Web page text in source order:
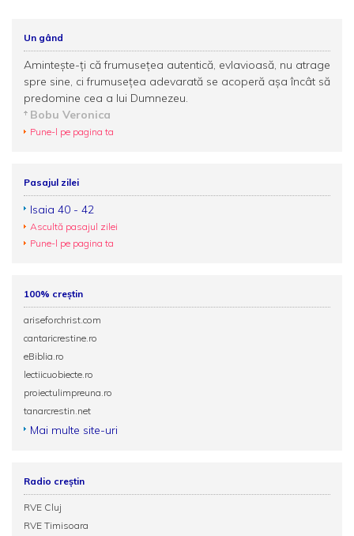
Un gând
Amintește-ți că frumusețea autentică, evlavioasă, nu atrage
spre sine, ci frumusețea adevarată se acoperă așa încât să
predomine cea a lui Dumnezeu.
Bobu Veronica
Pune-l pe pagina ta
Pasajul zilei
Isaia 40 - 42
Ascultă pasajul zilei
Pune-l pe pagina ta
100% creștin
ariseforchrist.com
cantaricrestine.ro
eBiblia.ro
lectiicuobiecte.ro
proiectulimpreuna.ro
tanarcrestin.net
Mai multe site-uri
Radio creștin
RVE Cluj
RVE Timisoara